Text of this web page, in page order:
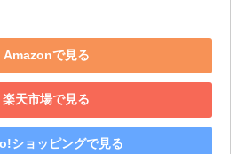
Amazonで見る
楽天市場で見る
ショッピングで見る